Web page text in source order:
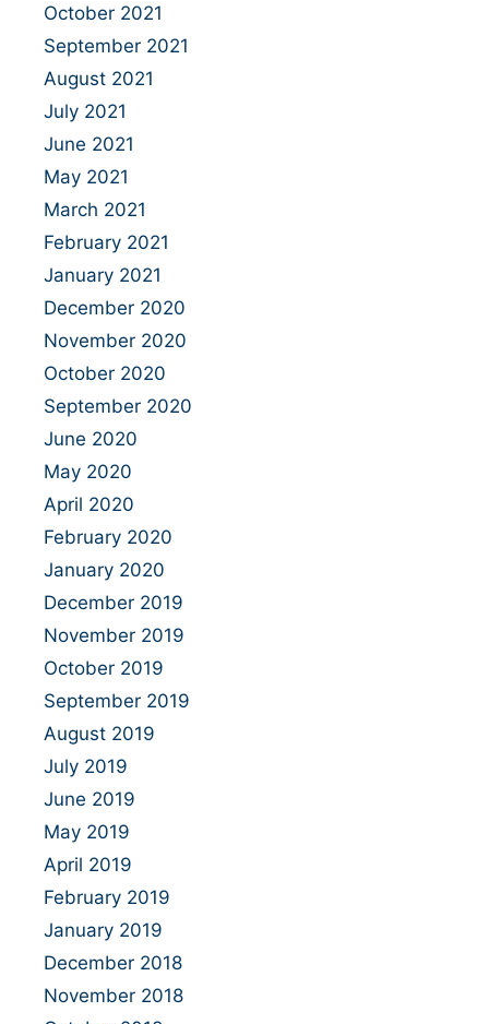
October 2021
September 2021
August 2021
July 2021
June 2021
May 2021
March 2021
February 2021
January 2021
December 2020
November 2020
October 2020
September 2020
June 2020
May 2020
April 2020
February 2020
January 2020
December 2019
November 2019
October 2019
September 2019
August 2019
July 2019
June 2019
May 2019
April 2019
February 2019
January 2019
December 2018
November 2018